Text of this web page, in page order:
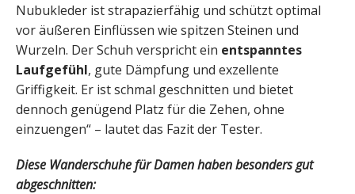
Nubukleder ist strapazierfähig und schützt optimal
vor äußeren Einflüssen wie spitzen Steinen und
Wurzeln. Der Schuh verspricht ein entspanntes
Laufgefühl, gute Dämpfung und exzellente
Griffigkeit. Er ist schmal geschnitten und bietet
dennoch genügend Platz für die Zehen, ohne
einzuengen“ – lautet das Fazit der Tester.
Diese Wanderschuhe für Damen haben besonders gut
abgeschnitten: